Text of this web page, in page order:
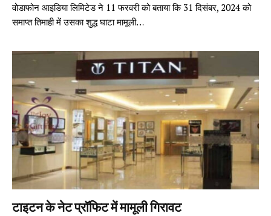
वोडाफोन आइडिया लिमिटेड ने 11 फरवरी को बताया कि 31 दिसंबर, 2024 को
समाप्त तिमाही में उसका शुद्ध घाटा मामूली…
टाइटन के नेट प्रॉफिट में मामूली गिरावट